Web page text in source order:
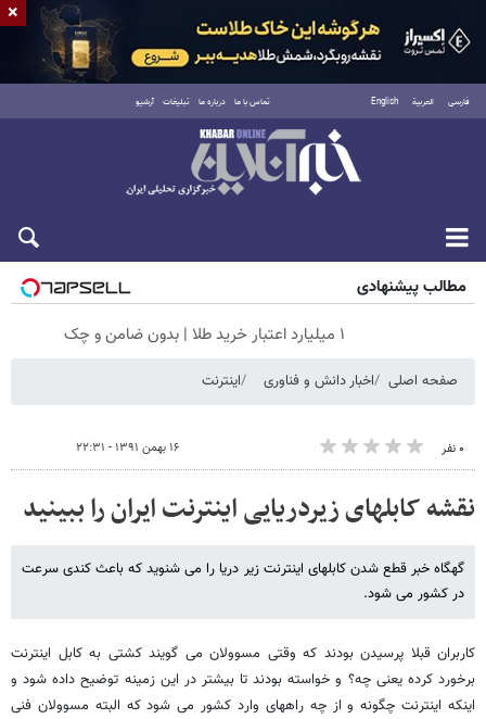
فارسی العربية English تماس با ما درباره ما تبلیغات آرشیو
شنبه ۱۷ مرداد ۱۴۰۵
مطالب پیشنهادی
۱ میلیارد اعتبار خرید طلا | بدون ضامن و چک
صفحه اصلی اخبار دانش و فناوری اینترنت
۰ نفر ۱۶ بهمن ۱۳۹۱ - ۲۲:۳۱
نقشه کابلهای زیردریایی اینترنت ایران را ببینید
گهگاه خبر قطع شدن کابلهای اینترنت زیر دریا را می شنوید که باعث کندی سرعت
در کشور می شود.
کاربران قبلا پرسیدن بودند که وقتی مسوولان می گویند کشتی به کابل اینترنت
برخورد کرده یعنی چه؟ و خواسته بودند تا بیشتر در این زمینه توضیح داده شود و
اینکه اینترنت چگونه و از چه راههای وارد کشور می شود که البته مسوولان فنی
×